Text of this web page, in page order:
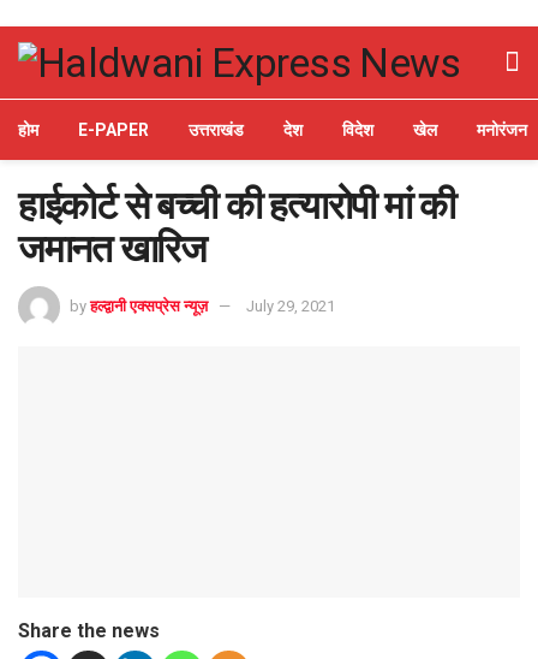
होम E-PAPER उत्तराखंड देश विदेश खेल मनोरंजन
हाईकोर्ट से बच्ची की हत्यारोपी मां की
जमानत खारिज
by हल्द्वानी एक्सप्रेस न्यूज़ July 29, 2021
Share the news